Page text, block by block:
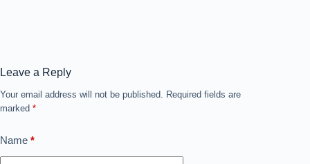
Leave a Reply
Your email address will not be published. Required fields are
marked *
Name *